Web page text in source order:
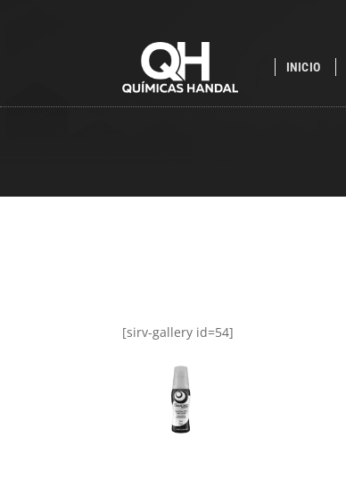
INICIO
[sirv-gallery id=54]